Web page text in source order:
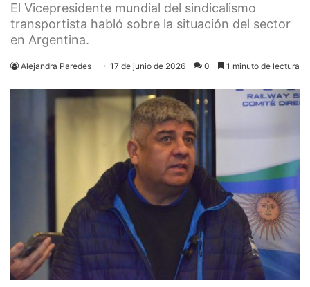
El Vicepresidente mundial del sindicalismo
transportista habló sobre la situación del sector
en Argentina.
Alejandra Paredes 17 de junio de 2026 0 1 minuto de lectura